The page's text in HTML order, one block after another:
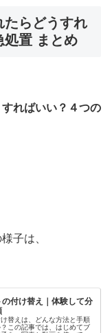
たらどうすれ
処置 まとめ
ればいい？４つの
子は、
付け替え｜体験して分
替えは、どんな方法と手順
この記事では、はじめてブ